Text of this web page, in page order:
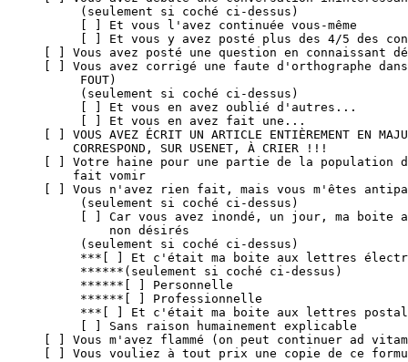
     (seulement si coché ci-dessus)
     [ ] Et vous l'avez continuée vous-même
[ ] Et vous y avez posté plus des 4/5 des
[ ] Vous avez posté une question en connaissant
[ ] Vous avez corrigé une faute d'orthographe dans
     FOUT)
     (seulement si coché ci-dessus)
     [ ] Et vous en avez oublié d'autres...
     [ ] Et vous en avez fait une...
[ ] VOUS AVEZ ÉCRIT UN ARTICLE ENTIÈREMENT EN
    CORRESPOND, SUR USENET, À CRIER !!!
[ ] Votre haine pour une partie de la population
    fait vomir
[ ] Vous n'avez rien fait, mais vous m'êtes
     (seulement si coché ci-dessus)
[ ] Car vous avez inondé, un jour, ma boite
         non désirés
     (seulement si coché ci-dessus)
***[ ] Et c'était ma boite aux lettres
     ******(seulement si coché ci-dessus)
     ******[ ] Personnelle
     ******[ ] Professionnelle
***[ ] Et c'était ma boite aux lettres
     [ ] Sans raison humainement explicable
[ ] Vous m'avez flammé (on peut continuer ad
[ ] Vous vouliez à tout prix une copie de ce